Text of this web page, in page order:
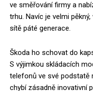
ve směřování firmy a
trhu. Navíc je velmi
sítě páté generace.
Škoda ho schovat do
S výjimkou skládacích
telefonů ve své podstatě
chybí zásadně inovativní